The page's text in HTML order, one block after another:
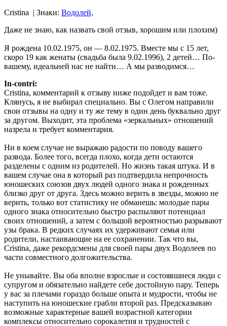
Cristina | Знаки: Водолей,
Даже не знаю, как назвать свой отзыв, хорошим или плохим)
Я рождена 10.02.1975, он — 8.02.1975. Вместе мы с 15 лет,
скоро 19 как женаты (свадьба была 9.02.1996), 2 детей… По-
вашему, идеальней нас не найти… А мы разводимся…
In-contri:
Cristina, комментарий к отзыву ниже подойдет и вам тоже.
Клянусь, я не выбирал специально. Вы с Олегом направили
свои отзывы на одну и ту же тему в один день буквально друг
за другом. Выходит, эта проблема «зеркальных» отношений
назрела и требует комментария.
Ни в коем случае не выражаю радости по поводу вашего
развода. Более того, всегда плохо, когда дети остаются
разделены с одним из родителей. Но жизнь такая штука. И в
вашем случае она в который раз подтвердила непрочность
юношеских союзов двух людей одного знака и рожденных
близко друг от друга. Здесь можно верить в звезды, можно не
верить, только вот статистику не обманешь: молодые пары
одного знака относительно быстро распыляют потенциал
своих отношений, а затем с большой вероятностью разрывают
узы брака. В редких случаях их удерживают семья или
родители, настаивающие на ее сохранении. Так что вы,
Cristina, даже рекордсмены для своей пары двух Водолеев по
части совместного долгожительства.
Не унывайте. Вы оба вполне взрослые и состоявшиеся люди с
супругом и обязательно найдете себе достойную пару. Теперь
у вас за плечами гораздо больше опыта и мудрости, чтобы не
наступить на юношеские грабли второй раз. Предсказываю
возможные характерные вашей возрастной категории
комплексы относительно сорокалетия и трудностей с